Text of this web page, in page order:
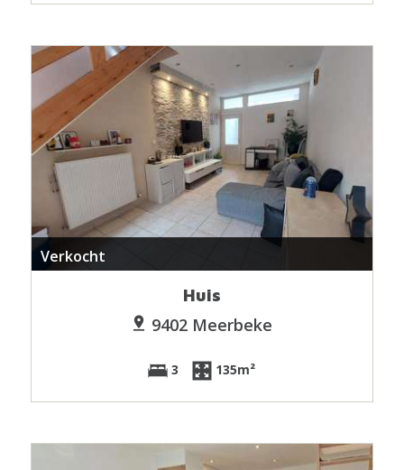
Verkocht
Huis
9402 Meerbeke
3 135m²